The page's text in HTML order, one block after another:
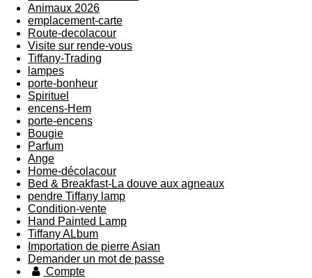
Animaux 2026
emplacement-carte
Route-decolacour
Visite sur rende-vous
Tiffany-Trading
lampes
porte-bonheur
Spirituel
encens-Hem
porte-encens
Bougie
Parfum
Ange
Home-décolacour
Bed & Breakfast-La douve aux agneaux
pendre Tiffany lamp
Condition-vente
Hand Painted Lamp
Tiffany ALbum
Importation de pierre Asian
Demander un mot de passe
Compte